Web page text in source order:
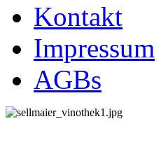
Kontakt
Impressum
AGBs